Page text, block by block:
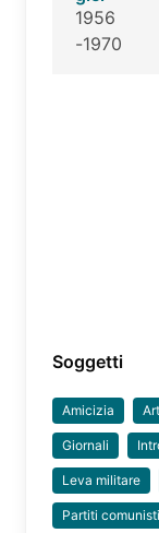
1956
-1970
Soggetti
Amicizia
Giornali
Leva militare
Partiti comunisti